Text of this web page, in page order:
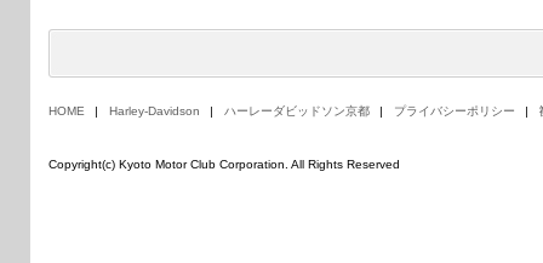
HOME Harley-Davidson ハーレーダビッドソン京都 プライバシーポリシー
Copyright(c) Kyoto Motor Club Corporation. All Rights Reserved